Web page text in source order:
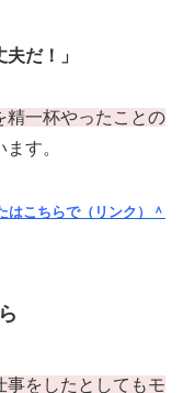
だ！」
精一杯やったことの
す。
はこちらで（リンク）＾
事をしたとしてもモ